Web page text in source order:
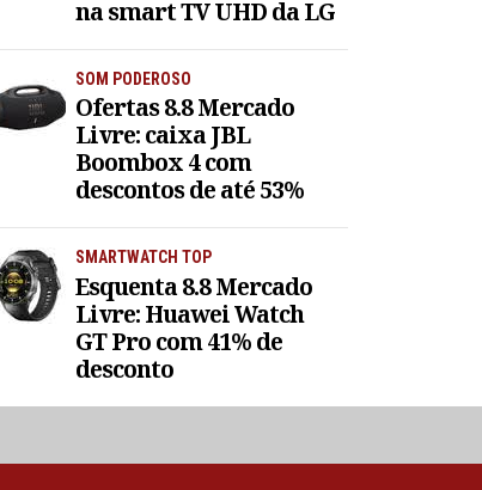
na smart TV UHD da LG
SOM PODEROSO
Ofertas 8.8 Mercado
Livre: caixa JBL
Boombox 4 com
descontos de até 53%
SMARTWATCH TOP
Esquenta 8.8 Mercado
Livre: Huawei Watch
GT Pro com 41% de
desconto